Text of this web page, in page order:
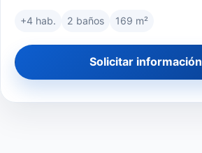
+4 hab. 2 baños 169 m²
Solicitar información